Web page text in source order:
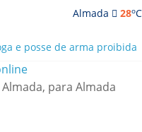
Almada 28oC
e posse de arma proibida
ensinamentos necessários
ASAE detectam
“foi um problema de má
para Almada